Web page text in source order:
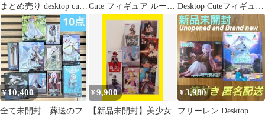
まとめ売り desktop cute
amp+
Cute フィギュア ルーム
Desktop Cuteフィギュア
ルームウェアver. 4個
¥10,400
全て未開封 葬送のフ
¥9,900
【新品未開封】美少女
¥3,980
フリーレン Desktop